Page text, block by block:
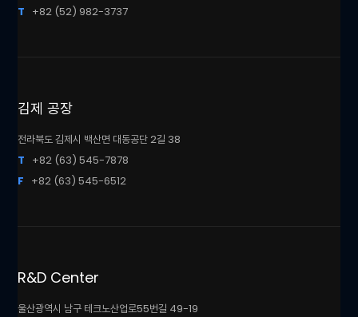
T +82 (52) 982-3737
김제 공장
전라북도 김제시 백산면 대동공단 2길 38
T +82 (63) 545-7878
F +82 (63) 545-6512
R&D Center
울산광역시 남구 테크노산업로55번길 49-19